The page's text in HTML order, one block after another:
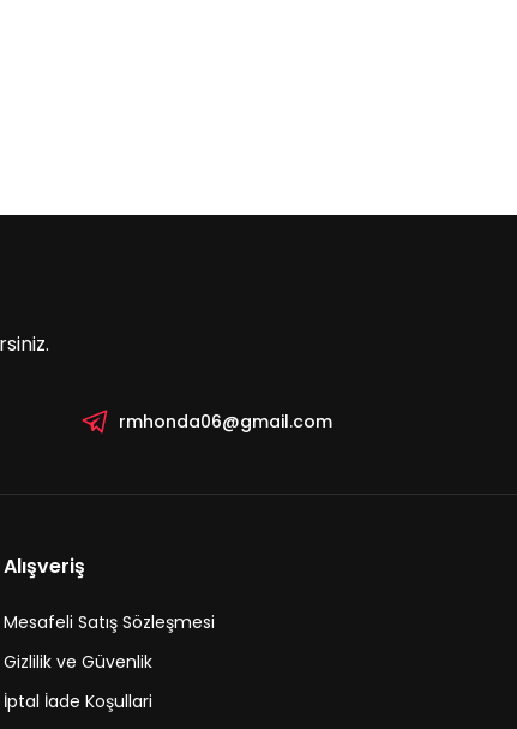
rmhonda06@gmail.com
Alışveriş
Mesafeli Satış Sözleşmesi
Gizlilik ve Güvenlik
İptal İade Koşullari